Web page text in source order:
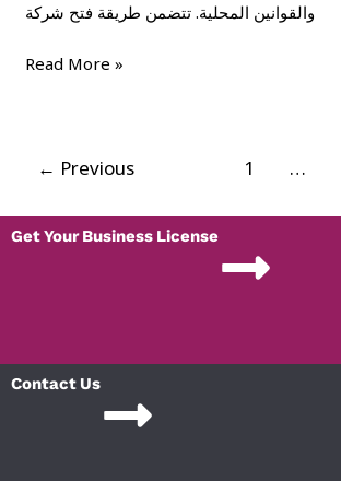
والقوانين المحلية. تتضمن طريقة فتح شركة
Read More »
← Previous 1 …
Get Your Business License
Contact Us